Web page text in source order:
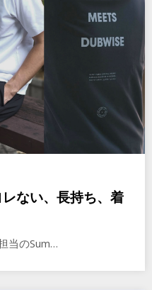
ない、長持ち、着
当のSum…